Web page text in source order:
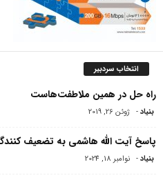
انتخاب سردبیر
راه حل در همین ملاطفت‌هاست
بنیاد- ژوئن 26, 2019
پاسخ آیت الله هاشمی به تضعیف
بنیاد- نوامبر 18, 2024